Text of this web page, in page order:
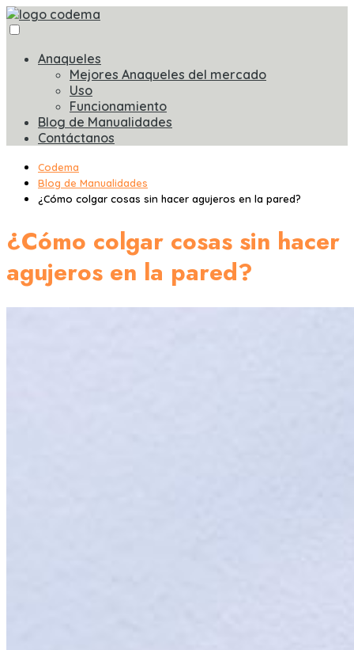
Anaqueles
Mejores Anaqueles del mercado
Uso
Funcionamiento
Blog de Manualidades
Contáctanos
Codema
Blog de Manualidades
¿Cómo colgar cosas sin hacer agujeros en la pared?
¿Cómo colgar cosas sin hacer
agujeros en la pared?